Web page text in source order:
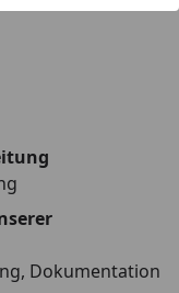
Dokumentation